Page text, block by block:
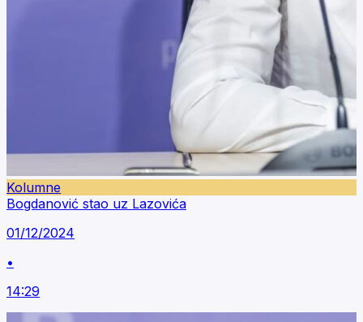
Kolumne
Bogdanović stao uz Lazovića
01/12/2024
•
14:29